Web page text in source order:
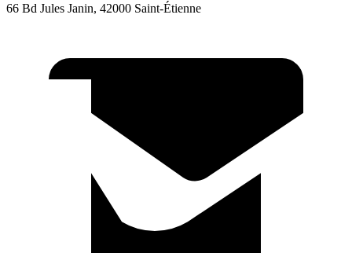
66 Bd Jules Janin, 42000 Saint-Étienne